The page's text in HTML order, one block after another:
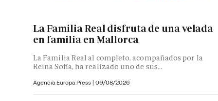
La Familia Real disfruta de una velada
en familia en Mallorca
La Familia Real al completo, acompañados por la
Reina Sofía, ha realizado uno de sus...
Agencia Europa Press | 09/08/2026